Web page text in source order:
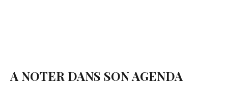
A NOTER DANS SON AGENDA